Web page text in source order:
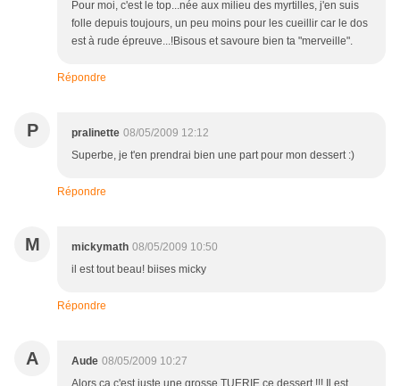
Pour moi, c'est le top...née aux milieu des myrtilles, j'en suis
folle depuis toujours, un peu moins pour les cueillir car le dos
est à rude épreuve...!Bisous et savoure bien ta "merveille".
Répondre
P pralinette 08/05/2009 12:12
Superbe, je t'en prendrai bien une part pour mon dessert :)
Répondre
M mickymath 08/05/2009 10:50
il est tout beau! biises micky
Répondre
A Aude 08/05/2009 10:27
Alors ça c'est juste une grosse TUERIE ce dessert !!! Il est